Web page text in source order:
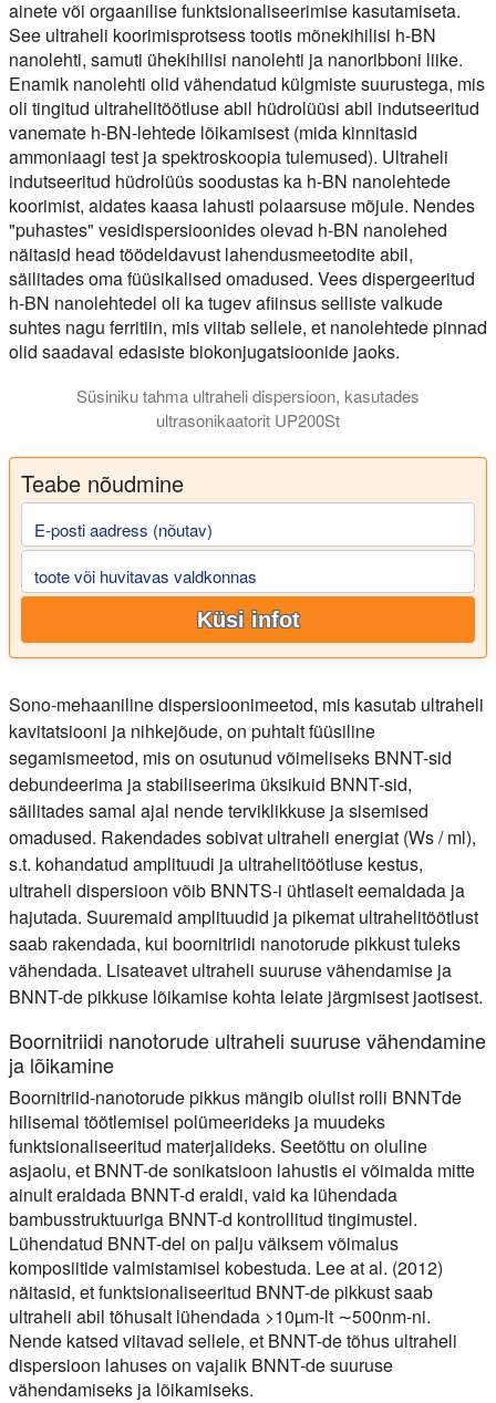
ainete või orgaanilise funktsionaliseerimise kasutamiseta.
See ultraheli koorimisprotsess tootis mõnekihilisi h-BN
nanolehti, samuti ühekihilisi nanolehti ja nanoribboni liike.
Enamik nanolehti olid vähendatud külgmiste suurustega, mis
oli tingitud ultrahelitöötluse abil hüdrolüüsi abil indutseeritud
vanemate h-BN-lehtede lõikamisest (mida kinnitasid
ammoniaagi test ja spektroskoopia tulemused). Ultraheli
indutseeritud hüdrolüüs soodustas ka h-BN nanolehtede
koorimist, aidates kaasa lahusti polaarsuse mõjule. Nendes
"puhastes" vesidispersioonides olevad h-BN nanolehed
näitasid head töödeldavust lahendusmeetodite abil,
säilitades oma füüsikalised omadused. Vees dispergeeritud
h-BN nanolehtedel oli ka tugev afiinsus selliste valkude
suhtes nagu ferritiin, mis viitab sellele, et nanolehtede pinnad
olid saadaval edasiste biokonjugatsioonide jaoks.
Süsiniku tahma ultraheli dispersioon, kasutades
ultrasonikaatorit UP200St
Teabe nõudmine
E-posti aadress (nõutav)
toote või huvitavas valdkonnas
Küsi infot
Sono-mehaaniline dispersioonimeetod, mis kasutab ultraheli
kavitatsiooni ja nihkejõude, on puhtalt füüsiline
segamismeetod, mis on osutunud võimeliseks BNNT-sid
debundeerima ja stabiliseerima üksikuid BNNT-sid,
säilitades samal ajal nende terviklikkuse ja sisemised
omadused. Rakendades sobivat ultraheli energiat (Ws / ml),
s.t. kohandatud amplituudi ja ultrahelitöötluse kestus,
ultraheli dispersioon võib BNNTS-i ühtlaselt eemaldada ja
hajutada. Suuremaid amplituudid ja pikemat ultrahelitöötlust
saab rakendada, kui boornitriidi nanotorude pikkust tuleks
vähendada. Lisateavet ultraheli suuruse vähendamise ja
BNNT-de pikkuse lõikamise kohta leiate järgmisest jaotisest.
Boornitriidi nanotorude ultraheli suuruse vähendamine
ja lõikamine
Boornitriid-nanotorude pikkus mängib olulist rolli BNNTde
hilisemal töötlemisel polümeerideks ja muudeks
funktsionaliseeritud materjalideks. Seetõttu on oluline
asjaolu, et BNNT-de sonikatsioon lahustis ei võimalda mitte
ainult eraldada BNNT-d eraldi, vaid ka lühendada
bambusstruktuuriga BNNT-d kontrollitud tingimustel.
Lühendatud BNNT-del on palju väiksem võimalus
komposiitide valmistamisel kobestuda. Lee at al. (2012)
näitasid, et funktsionaliseeritud BNNT-de pikkust saab
ultraheli abil tõhusalt lühendada >10µm-lt ∼500nm-ni.
Nende katsed viitavad sellele, et BNNT-de tõhus ultraheli
dispersioon lahuses on vajalik BNNT-de suuruse
vähendamiseks ja lõikamiseks.